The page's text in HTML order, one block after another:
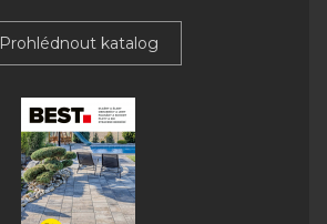
Prohlédnout katalog